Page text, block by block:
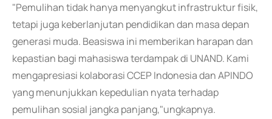
"Pemulihan tidak hanya menyangkut infrastruktur fisik,
tetapi juga keberlanjutan pendidikan dan masa depan
generasi muda. Beasiswa ini memberikan harapan dan
kepastian bagi mahasiswa terdampak di UNAND. Kami
mengapresiasi kolaborasi CCEP Indonesia dan APINDO
yang menunjukkan kepedulian nyata terhadap
pemulihan sosial jangka panjang,"ungkapnya.